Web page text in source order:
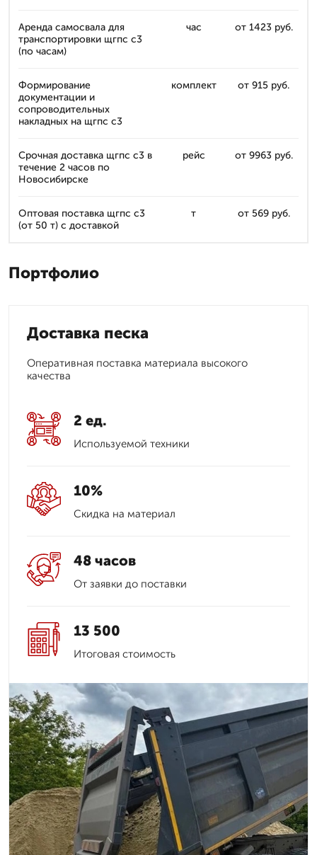
Аренда самосвала для
транспортировки щгпс с3
(по часам)
час от 1423 руб.
Формирование
документации и
сопроводительных
накладных на щгпс с3
комплект от 915 руб.
Срочная доставка щгпс с3 в
течение 2 часов по
Новосибирске
рейс от 9963 руб.
Оптовая поставка щгпс с3
(от 50 т) с доставкой
т от 569 руб.
Портфолио
Доставка песка
Оперативная поставка материала высокого
качества
2 ед.
Используемой техники
10%
Скидка на материал
48 часов
От заявки до поставки
13 500
Итоговая стоимость